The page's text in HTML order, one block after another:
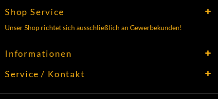
Shop Service
Unser Shop richtet sich ausschließlich an Gewerbekunden!
Informationen
Service / Kontakt